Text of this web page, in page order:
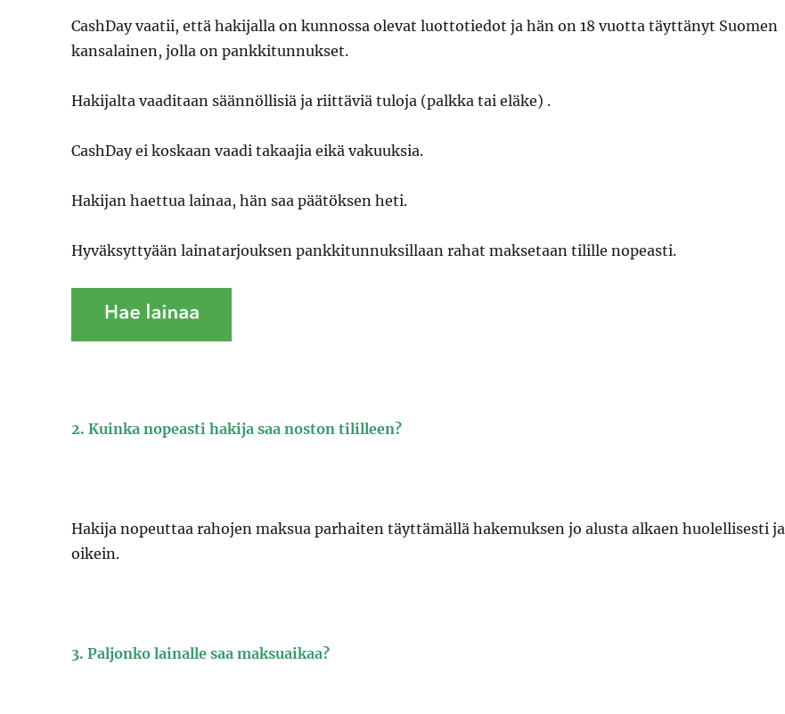
CashDay vaatii, että hakijalla on kunnossa olevat luottotiedot ja hän on 18 vuotta täyttänyt Suomen
kansalainen, jolla on pankkitunnukset.
Hakijalta vaaditaan säännöllisiä ja riittäviä tuloja (palkka tai eläke) .
CashDay ei koskaan vaadi takaajia eikä vakuuksia.
Hakijan haettua lainaa, hän saa päätöksen heti.
Hyväksyttyään lainatarjouksen pankkitunnuksillaan rahat maksetaan tilille nopeasti.
2. Kuinka nopeasti hakija saa noston tililleen?
Hakija nopeuttaa rahojen maksua parhaiten täyttämällä hakemuksen jo alusta alkaen huolellisesti ja
oikein.
3. Paljonko lainalle saa maksuaikaa?